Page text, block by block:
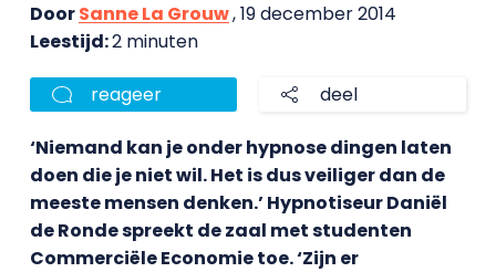
DoorSanne La Grouw, 19 december 2014
Leestijd:2 minuten
reageer deel
‘Niemand kan je onder hypnose dingen laten
doen die je niet wil. Het is dus veiliger dan de
meeste mensen denken.’ Hypnotiseur Daniël
de Ronde spreekt de zaal met studenten
Commerciële Economie toe. ‘Zijn er